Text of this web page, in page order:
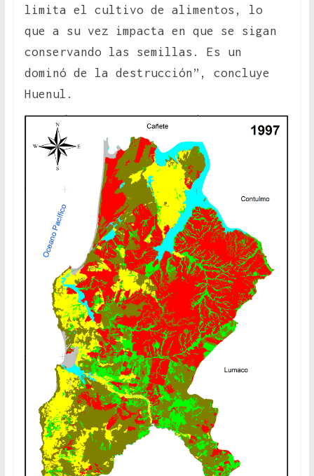
limita el cultivo de alimentos, lo
que a su vez impacta en que se sigan
conservando las semillas. Es un
dominó de la destrucción”, concluye
Huenul.